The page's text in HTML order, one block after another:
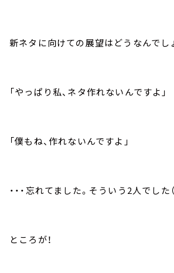
新ネタに向けての展望はどうなんでし
「やっぱり私、ネタ作れないんですよ」
「僕もね、作れないんですよ」
・・・忘れてました。そういう2人でした（
ところが！